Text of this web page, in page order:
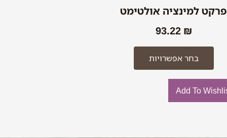
פרקט למינציה אולטימט
93.22 ₪
בחר אפשרויות
Add To